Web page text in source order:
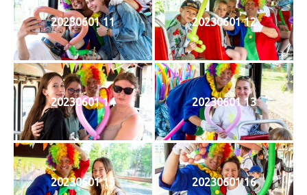
20230601 11 20230601 12
20230601 14 20230601 13
20230601 15 20230601 16